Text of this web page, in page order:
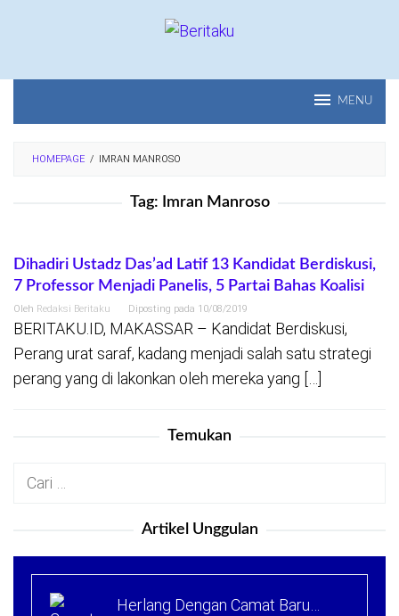
MENU
HOMEPAGE / IMRAN MANROSO
Tag: Imran Manroso
Dihadiri Ustadz Das’ad Latif 13 Kandidat Berdiskusi,
7 Professor Menjadi Panelis, 5 Partai Bahas Koalisi
Oleh Redaksi Beritaku Diposting pada 10/08/2019
BERITAKU.ID, MAKASSAR – Kandidat Berdiskusi,
Perang urat saraf, kadang menjadi salah satu strategi
perang yang di lakonkan oleh mereka yang […]
Temukan
Cari
Artikel Unggulan
Herlang Dengan Camat Baru…